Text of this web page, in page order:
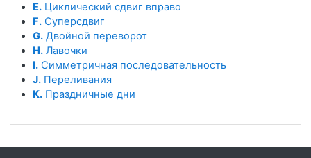
E. Циклический сдвиг вправо
F. Суперсдвиг
G. Двойной переворот
H. Лавочки
I. Симметричная последовательность
J. Переливания
K. Праздничные дни